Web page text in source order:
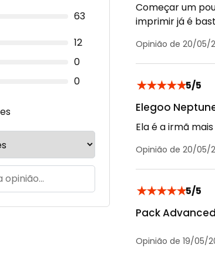
63
12
0
0
Começar um
imprimir já é
Opinião de 20/05/
★★★★★5/5
Elegoo
Ela é a irmã
Opinião de 20/05/
★★★★★5/5
Pack
Opinião de 19/05/